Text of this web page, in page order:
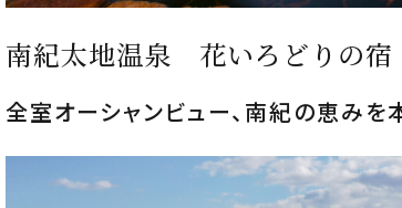
南紀太地温泉 花いろどりの
全室オーシャンビュー、南紀の恵み